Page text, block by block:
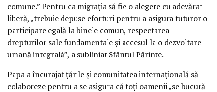
comune.” Pentru ca migrația să fie o alegere cu adevărat
liberă, „trebuie depuse eforturi pentru a asigura tuturor o
participare egală la binele comun, respectarea
drepturilor sale fundamentale și accesul la o dezvoltare
umană integrală”, a subliniat Sfântul Părinte.
Papa a încurajat țările și comunitatea internațională să
colaboreze pentru a se asigura că toți oamenii „se bucură